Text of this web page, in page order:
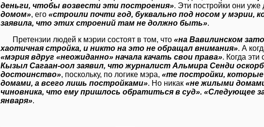
деньги, чтобы возвести эти построения». Эти постройки они уже
домом», его «строили почти год, буквально под носом у мэрии,
заявила, что этих строений там не должно быть».
Претензии людей к мэрии состоят в том, что «на Вавилинском
хаотичная стройка, и никто на это не обращал внимания». А
«мэрия вдруг «неожиданно» начала качать свои права». Когда
Кызыл Сагаан-оол заявил, что журналист Альмира Сенди
достоинство», поскольку, по логике мэра, «те постройки,
домами, а всего лишь постройками». Но никак «не жилыми
чиновника, что ему пришлось обратиться в суд». «Следующее
января».